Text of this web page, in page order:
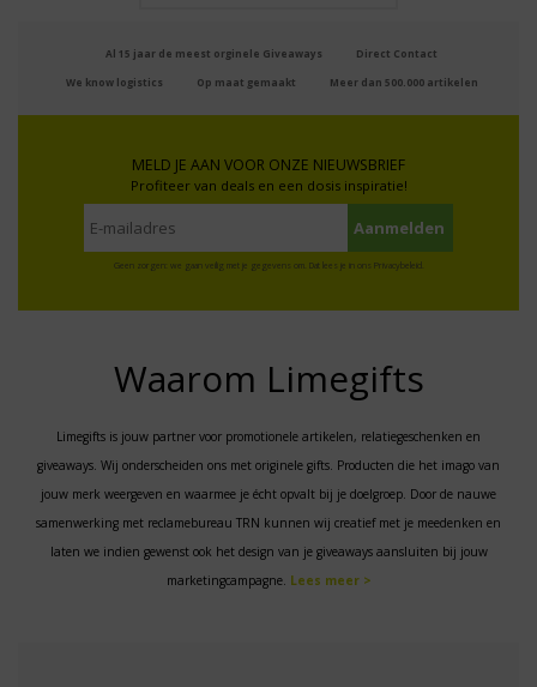
Al 15 jaar de meest orginele Giveaways Direct Contact
We know logistics Op maat gemaakt Meer dan 500.000 artikelen
MELD JE AAN VOOR ONZE NIEUWSBRIEF
Profiteer van deals en een dosis inspiratie!
Geen zorgen: we gaan veilig met je gegevens om. Dat lees je in ons Privacybeleid.
Waarom Limegifts
Limegifts is jouw partner voor promotionele artikelen, relatiegeschenken en
giveaways. Wij onderscheiden ons met originele gifts. Producten die het imago van
jouw merk weergeven en waarmee je écht opvalt bij je doelgroep. Door de nauwe
samenwerking met reclamebureau TRN kunnen wij creatief met je meedenken en
laten we indien gewenst ook het design van je giveaways aansluiten bij jouw
marketingcampagne. Lees meer >